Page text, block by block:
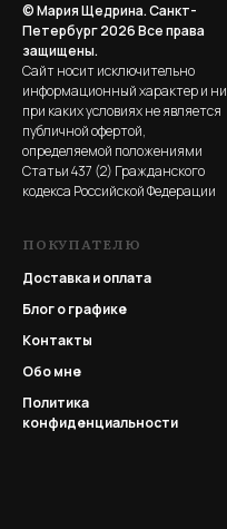
© Мария Щедрина. Санкт-
Петербург 2026Все права
защищены.
Сайт носит исключительно
информационный характер и ни
при каких условиях не является
публичной офертой,
определяемой положениями
Статьи 437 (2) Гражданского
кодекса Российской Федерации
ПОКУПАТЕЛЮ
Доставка и оплата
Блог о графике
Контакты
Обо мне
Политика
конфиденциальности